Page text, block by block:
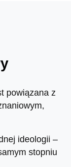
powiązana z
ideologii –
stopniu